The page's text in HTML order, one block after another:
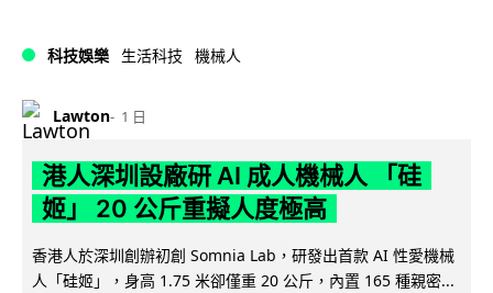
科技娛樂 生活科技 機械人
Lawton 1 日
港人深圳設廠研 AI 成人機械人 「硅
姬」 20 公斤重擬人度極高
香港人於深圳創辦初創 Somnia Lab，研發出首款 AI 性愛機械
人「硅姬」，身高 1.75 米卻僅重 20 公斤，內置 165 種親密...